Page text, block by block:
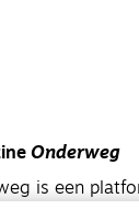
Onderweg
is een